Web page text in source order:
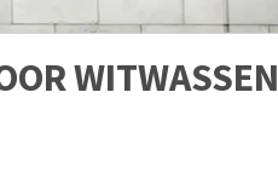
WITWASSEN